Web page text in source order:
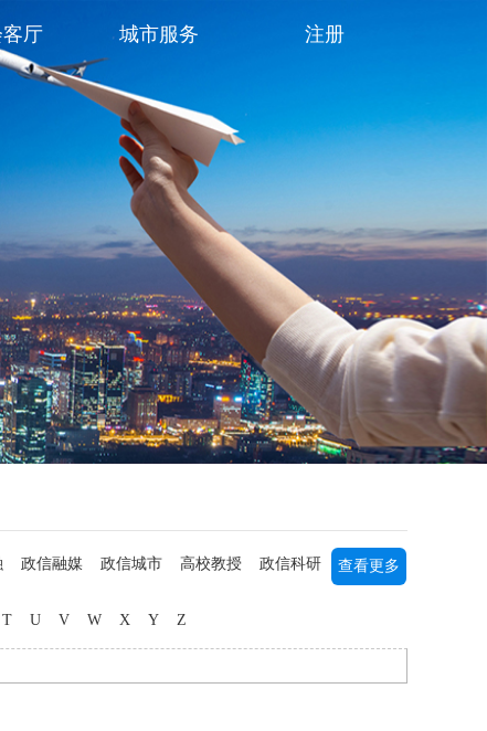
厅 城市服务 注册
政信融媒 政信城市 高校教授
政信科研
主播 社团公益 三农研究
查看更多
T U V W X Y Z